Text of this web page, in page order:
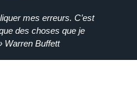
mes erreurs. C’est
des choses que je
Warren Buffett